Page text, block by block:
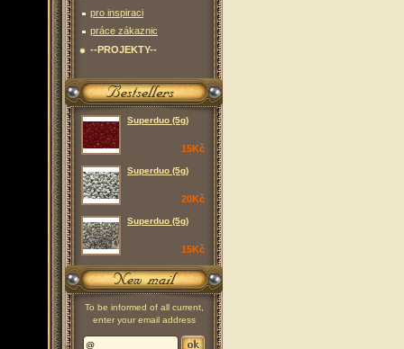
pro inspiraci
práce zákaznic
--PROJEKTY--
Superduo (5g)
15Kč
Superduo (5g)
20Kč
Superduo (5g)
15Kč
To be informed of all current,
enter your email address